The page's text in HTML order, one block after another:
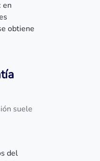
en
obtiene
suele
del